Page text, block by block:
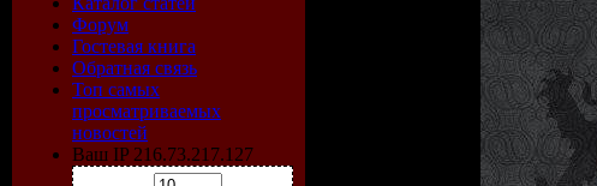
Форум
Гостевая книга
Обратная связь
Топ самых
просматриваемых
новостей
Ваш IP 216.73.217.127